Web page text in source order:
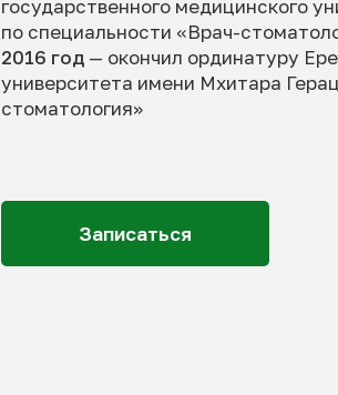
государственного медицинского
по специальности «Врач-
2016 год — окончил ординатуру
университета имени Мхитара
стоматология»
Записаться